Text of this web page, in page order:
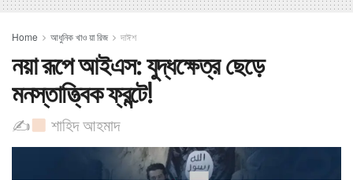
Home আধুনিক খাও য়া রিজ দাঈশ
নয়া রূপে আইএস: যুদ্ধক্ষেত্র ছেড়ে
মনস্তাত্ত্বিক ফ্রন্টে!
✍ শাহিদ আহমাদ